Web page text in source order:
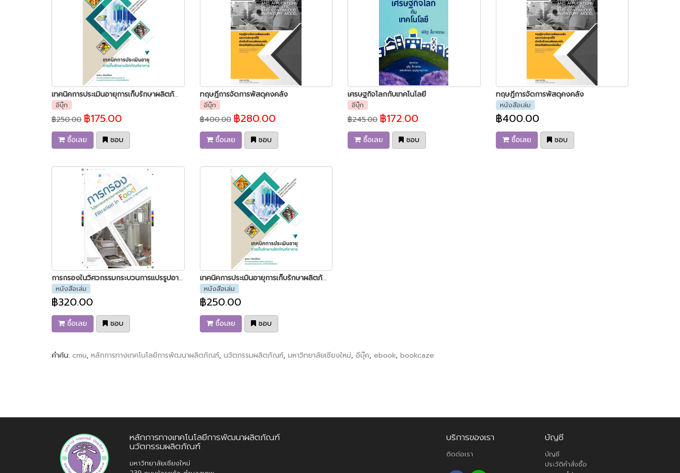
เทคนิคการประเมินอายุการเก็บรักษาผลิตภัณฑ์อาหาร
อีบุ๊ก
฿250.00 ฿175.00
ซื้อเลย ชอบ
ทฤษฎีการจัดการพัสดุคงคลัง
อีบุ๊ก
฿400.00 ฿280.00
ซื้อเลย ชอบ
เศรษฐกิจโลกกับเทคโนโลยี
อีบุ๊ก
฿245.00 ฿172.00
ซื้อเลย ชอบ
ทฤษฎีการจัดการพัสดุคงคลัง
หนังสือเล่ม
฿400.00
ซื้อเลย ชอบ
การกรองในวิศวกรรมกระบวนการแปรรูปอาหาร
หนังสือเล่ม
฿320.00
ซื้อเลย ชอบ
เทคนิคการประเมินอายุการเก็บรักษาผลิตภัณฑ์อาหาร
หนังสือเล่ม
฿250.00
ซื้อเลย ชอบ
คำค้น: cmu, หลักการทางเทคโนโลยีการพัฒนาผลิตภัณฑ์, นวัตกรรมผลิตภัณฑ์, มหาวิทยาลัยเชียงใหม่, อีบุ๊ค, ebook, bookcaze
หลักการทางเทคโนโลยีการพัฒนาผลิตภัณฑ์
นวัตกรรมผลิตภัณฑ์
มหาวิทยาลัยเชียงใหม่
บริการของเรา
ติดต่อเรา
บัญชี
บัญชี
ประวัติคำสั่งซื้อ